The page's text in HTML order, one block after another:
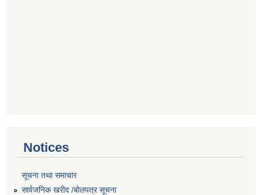
Notices
सूचना तथा समाचार
सार्वजनिक खरीद /बोलपत्र सूचना